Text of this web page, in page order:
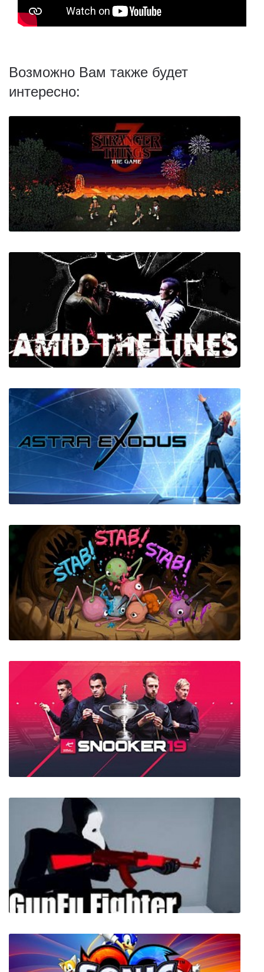
Возможно Вам также будет
интересно:
Stranger Things 3 The Game
AMID THE LINES
Astra Exodus
STAB STAB STAB!
Snooker 19